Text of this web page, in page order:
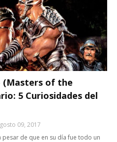
(Masters of the
5 Curiosidades del
09, 2017
de que en su día fue todo un